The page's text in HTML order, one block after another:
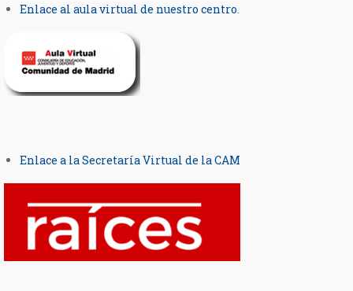
Enlace al aula virtual de nuestro centro
Enlace a la Secretaría Virtual de la CAM